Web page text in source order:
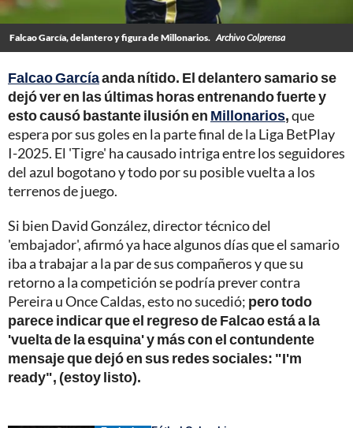
Falcao García, delantero y figura de Millonarios. Archivo Colprensa
Falcao Garcíaanda nítido. El delantero samario se
dejó ver en las últimas horas entrenando fuerte y
esto causó bastante ilusión en Millonarios,que
espera por sus goles en la parte final de la Liga BetPlay
I-2025. El 'Tigre' ha causado intriga entre los seguidores
del azul bogotano y todo por su posible vuelta a los
terrenos de juego.
Si bien David González, director técnico del
'embajador', afirmó ya hace algunos días que el samario
iba a trabajar a la par de sus compañeros y que su
retorno a la competición se podría prever contra
Pereira u Once Caldas, esto no sucedió; pero todo
parece indicar que el regreso de Falcao está a la
'vuelta de la esquina' y más con el contundente
mensaje que dejó en sus redes sociales: "I'm
ready", (estoy listo).